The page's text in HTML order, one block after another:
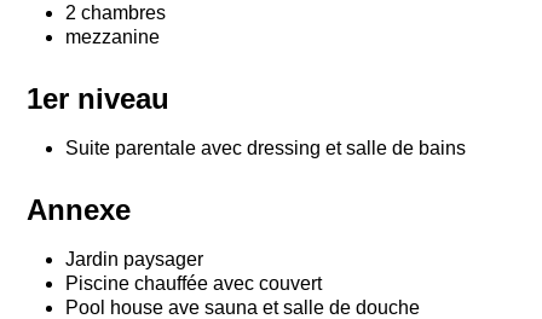
2 chambres
mezzanine
1er niveau
Suite parentale avec dressing et salle de bains
Annexe
Jardin paysager
Piscine chauffée avec couvert
Pool house ave sauna et salle de douche